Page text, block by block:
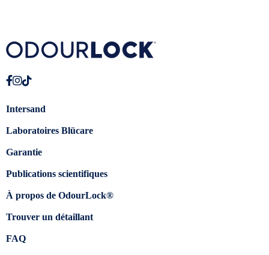
Intersand
Laboratoires Blücare
Garantie
Publications scientifiques
À propos de OdourLock®
Trouver un détaillant
FAQ